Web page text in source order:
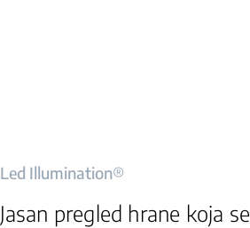
Led Illumination®
Jasan pregled hrane koja se